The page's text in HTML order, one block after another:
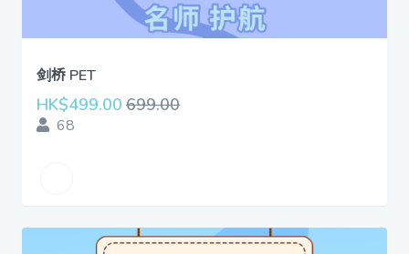
剑桥 PET
HK$499.00 699.00
68